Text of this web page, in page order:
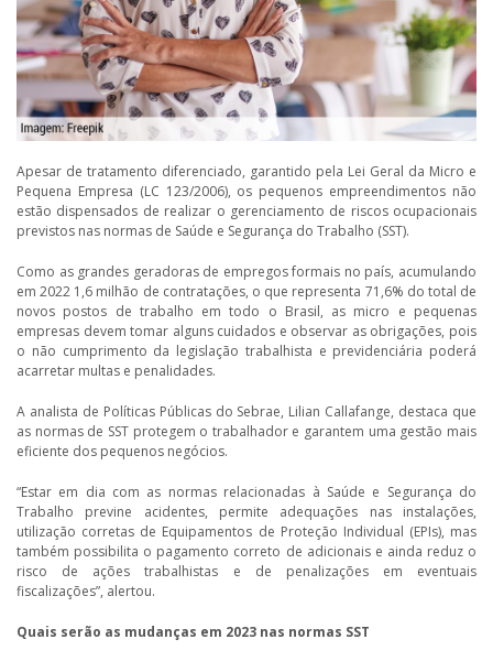
Apesar de tratamento diferenciado, garantido pela Lei Geral da Micro e
Pequena Empresa (LC 123/2006), os pequenos empreendimentos não
estão dispensados de realizar o gerenciamento de riscos ocupacionais
previstos nas normas de Saúde e Segurança do Trabalho (SST).
Como as grandes geradoras de empregos formais no país, acumulando
em 2022 1,6 milhão de contratações, o que representa 71,6% do total de
novos postos de trabalho em todo o Brasil, as micro e pequenas
empresas devem tomar alguns cuidados e observar as obrigações, pois
o não cumprimento da legislação trabalhista e previdenciária poderá
acarretar multas e penalidades.
A analista de Políticas Públicas do Sebrae, Lilian Callafange, destaca que
as normas de SST protegem o trabalhador e garantem uma gestão mais
eficiente dos pequenos negócios.
“Estar em dia com as normas relacionadas à Saúde e Segurança do
Trabalho previne acidentes, permite adequações nas instalações,
utilização corretas de Equipamentos de Proteção Individual (EPIs), mas
também possibilita o pagamento correto de adicionais e ainda reduz o
risco de ações trabalhistas e de penalizações em eventuais
fiscalizações”, alertou.
Quais serão as mudanças em 2023 nas normas SST